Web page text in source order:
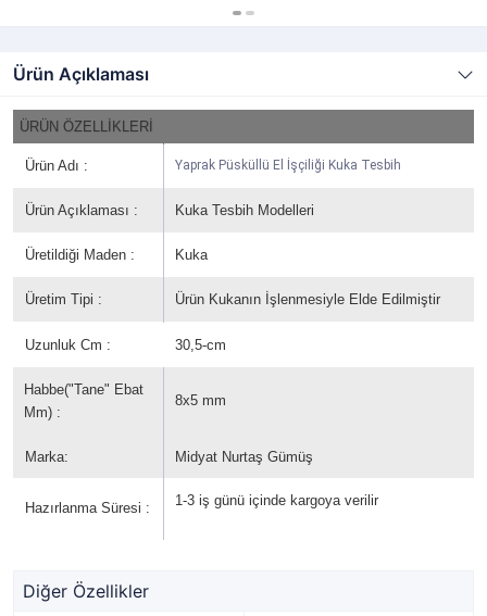
Ürün Açıklaması
ÜRÜN ÖZELLİKLERİ
Ürün Adı : Yaprak Püsküllü El İşçiliği Kuka Tesbih
Ürün Açıklaması : Kuka Tesbih Modelleri
Üretildiği Maden : Kuka
Üretim Tipi : Ürün Kukanın İşlenmesiyle Elde Edilmiştir
Uzunluk Cm : 30,5-cm
Habbe("Tane" Ebat
Mm) :
8x5 mm
Marka: Midyat Nurtaş Gümüş
Hazırlanma Süresi : 1-3 iş günü içinde kargoya verilir
Diğer Özellikler